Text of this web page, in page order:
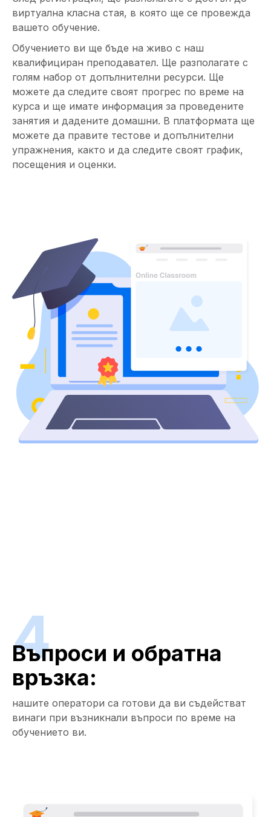
виртуална класна стая, в която ще се провежда
вашето обучение.
Обучението ви ще бъде на живо с наш
квалифициран преподавател. Ще разполагате с
голям набор от допълнителни ресурси. Ще
можете да следите своят прогрес по време на
курса и ще имате информация за проведените
занятия и дадените домашни. В платформата ще
можете да правите тестове и допълнителни
упражнения, както и да следите своят график,
посещения и оценки.
4
Въпроси и обратна
връзка:
нашите оператори са готови да ви съдействат
винаги при възникнали въпроси по време на
обучението ви.